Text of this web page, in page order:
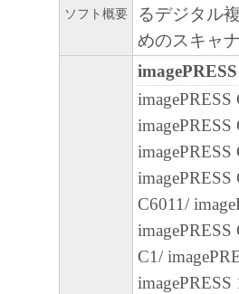
の可能性について知
(3) キヤノン、キヤ
社、キヤノンの関連
店のいずれも、「本
ェア」の使用に起因
に生じたいかなる紛
のとします。
８．契約期間
(1) 本契約書は、お
クリックした時点、
ールした時点で発効
ソフト概要
るデジタル
めのスキャ
imagePRESS
imagePRESS
C6011/
C1/
imagePRESS